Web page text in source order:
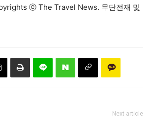
ⓒ The Travel News. 무단전재 및
Next article